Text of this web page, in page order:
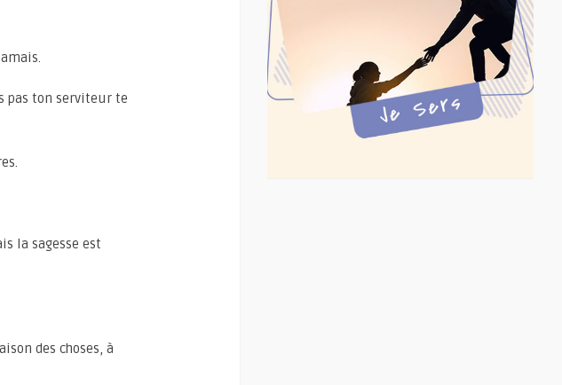
pas ton serviteur te
la sagesse est
des choses, à